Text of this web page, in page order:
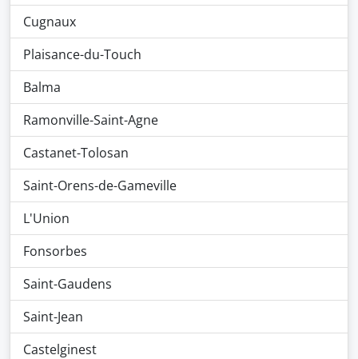
Cugnaux
Plaisance-du-Touch
Balma
Ramonville-Saint-Agne
Castanet-Tolosan
Saint-Orens-de-Gameville
L'Union
Fonsorbes
Saint-Gaudens
Saint-Jean
Castelginest